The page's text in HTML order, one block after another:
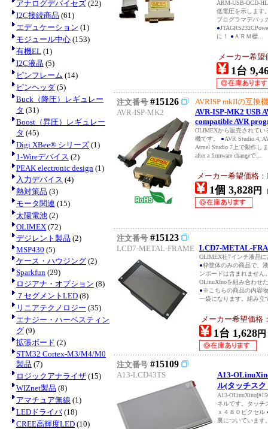
アナログデバイセズ (22)
I2C接続商品 (61)
エデュケーション (1)
モジュール中心 (153)
有機EL (1)
I2C液晶 (5)
ピンフレーム (14)
ピンヘッダ (5)
Buck（降圧）レギュレー
タ (31)
Boost（昇圧）レギュレー
タ (45)
Digi XBee® シリーズ (1)
1-Wireデバイス (2)
PEAK electronic design (1)
入力デバイス (4)
熱対策品 (3)
モータ関連 (15)
太陽電池 (2)
OLIMEX (72)
デジレント製品 (2)
MSP430 (5)
ケース・ハウジング (2)
Sparkfun (29)
ロジアナ・オプション (8)
７セグメントLED (8)
リニアテクノロジー (35)
エナジー・ハーベスティン
グ (9)
拡張ボード (2)
STM32 Cortex-M3/M4/M0
製品 (7)
ロジックアナライザ (15)
WIZnet製品 (8)
アマチュア無線 (1)
LEDドライバ(18)
CREE高輝度LED (10)
ARM-USB-OCD-
低電圧を示します
プログラマデバッ
●
に！ ● ＡＲＭ標...
メーカー希望
1台
注文番号 #15126
AVR-ISP-MK2
AVRISP mkIIの互換機
AVR-ISP-MK2 USB
compatible AVR
OLIMEXから販売されてい
機です。 ●AVR Studio 4,
Atmel Studio 7上で動作し
after a firmware changeで...
メーカー希望価格
1個 3,828円
注文番号 #15123
LCD7-METAL-FRAME LCD7-METAL-
OLIMEX社7インチ液晶
●枠筐体のみの商品で、
ンボードは含まれません
OLinuXInoを組み合わせ
●※こちらの商品の内容
一袋になります。組み立
メーカー希望価格
1台 1,628円
注文番号 #15109
A13-LCD43TS
A13-
ル(タッチス
A13-
ネルです。タッ
ｘ４８０ピクセル
裏についています